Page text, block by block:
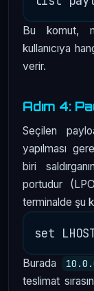
Bu komut,
kullanıcıya
verir.
Adım 4:
Seçilen
yapılması
biri
portudur
terminalde şu
Burada
teslimat